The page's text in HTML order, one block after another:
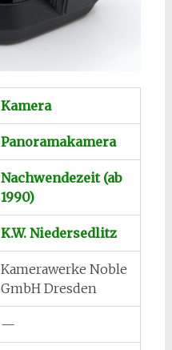
Kamera
Panoramakamera
Nachwendezeit (ab
1990)
K.W. Niedersedlitz
Kamerawerke Noble
GmbH Dresden
—